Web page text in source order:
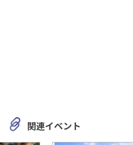
関連イベント